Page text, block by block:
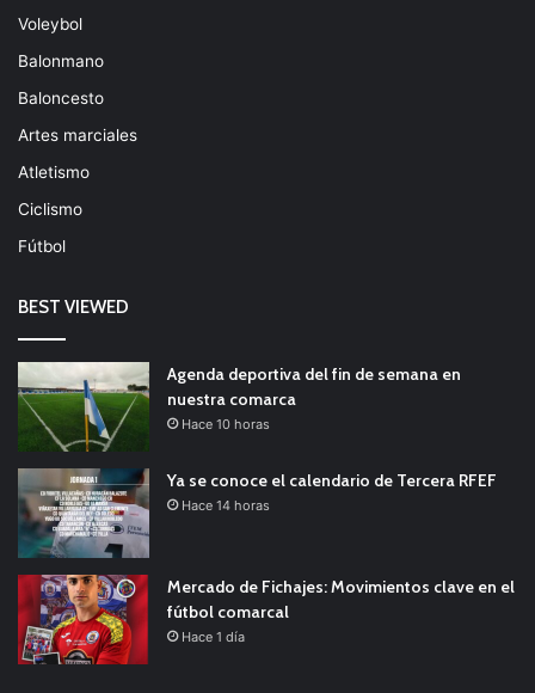
Voleybol
Balonmano
Baloncesto
Artes marciales
Atletismo
Ciclismo
Fútbol
BEST VIEWED
Agenda deportiva del fin de semana en
nuestra comarca
Hace 10 horas
Ya se conoce el calendario de Tercera RFEF
Hace 14 horas
Mercado de Fichajes: Movimientos clave en el
fútbol comarcal
Hace 1 día